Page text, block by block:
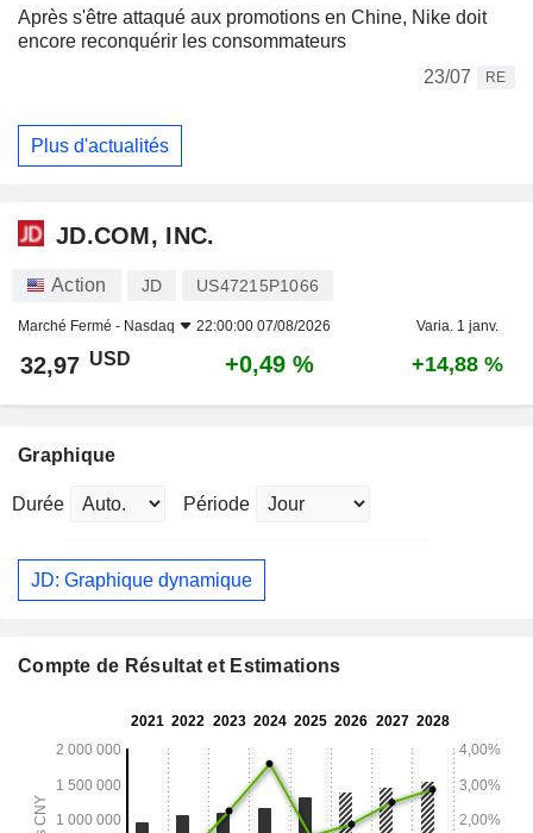
Après s'être attaqué aux promotions en Chine, Nike doit
encore reconquérir les consommateurs
23/07
RE
Plus d'actualités
JD.COM, INC.
Action JD US47215P1066
Marché Fermé - Nasdaq 22:00:00 07/08/2026 Varia. 1 janv.
32,97 USD +0,49 % +14,88 %
Graphique
Durée Période
JD: Graphique dynamique
Compte de Résultat et Estimations